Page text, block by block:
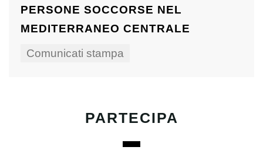
PERSONE SOCCORSE NEL
MEDITERRANEO CENTRALE
Comunicati stampa
PARTECIPA